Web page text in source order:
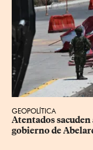
GEOPOLÍTICA
Atentados
gobierno de